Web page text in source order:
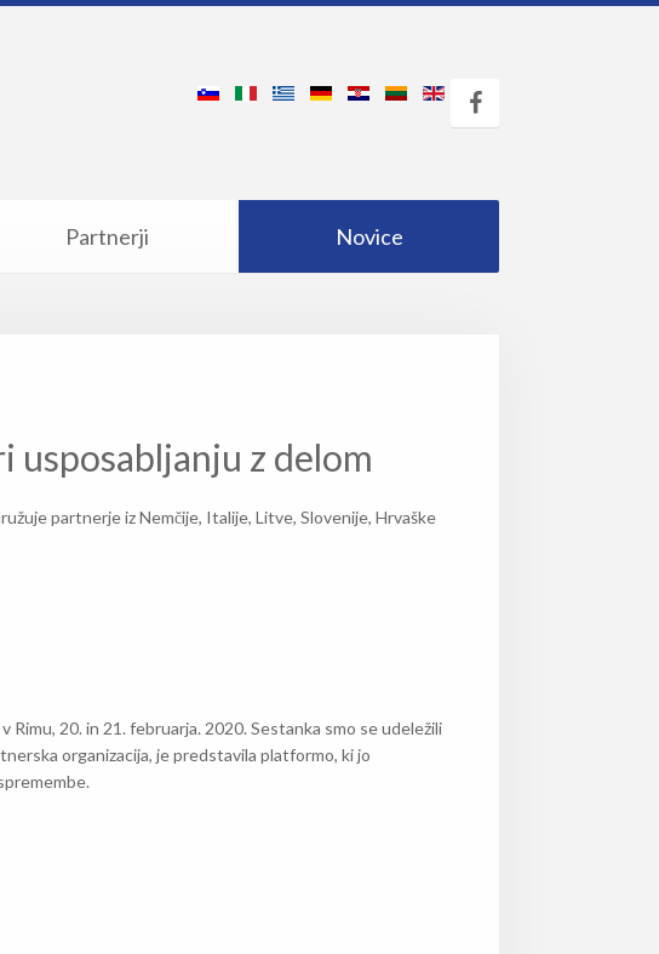
Partnerji Novice
usposabljanju z delom
partnerje iz Nemčije, Italije, Litve, Slovenije, Hrvaške
20. in 21. februarja. 2020. Sestanka smo se udeležili
organizacija, je predstavila platformo, ki jo